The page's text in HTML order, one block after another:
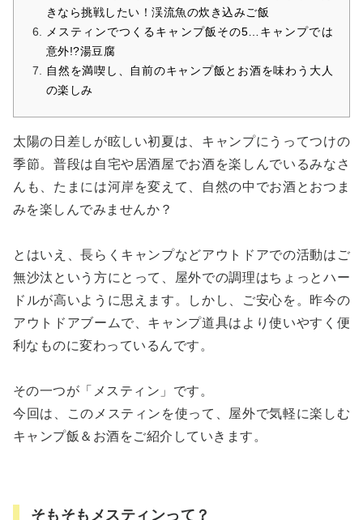
きなら挑戦したい！渓流魚の炊き込みご飯
メスティンでつくるキャンプ飯その5…キャンプでは
意外!?湯豆腐
自然を満喫し、自前のキャンプ飯とお酒を味わう大人
の楽しみ
太陽の日差しが眩しい初夏は、キャンプにうってつけの
季節。普段は自宅や居酒屋でお酒を楽しんでいるみなさ
んも、たまには河岸を変えて、自然の中でお酒とおつま
みを楽しんでみませんか？
とはいえ、長らくキャンプなどアウトドアでの活動はご
無沙汰という方にとって、屋外での調理はちょっとハー
ドルが高いように思えます。しかし、ご安心を。昨今の
アウトドアブームで、キャンプ道具はより使いやすく便
利なものに変わっているんです。
その一つが「メスティン」です。
今回は、このメスティンを使って、屋外で気軽に楽しむ
キャンプ飯＆お酒をご紹介していきます。
そもそもメスティンって？